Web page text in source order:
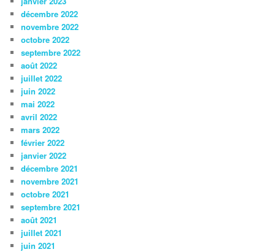
décembre 2022
novembre 2022
octobre 2022
septembre 2022
août 2022
juillet 2022
juin 2022
mai 2022
avril 2022
mars 2022
février 2022
janvier 2022
décembre 2021
novembre 2021
octobre 2021
septembre 2021
août 2021
juillet 2021
juin 2021